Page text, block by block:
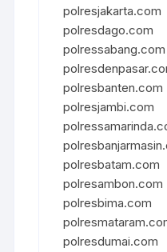
polresjakarta.com
polresdago.com
polressabang.com
polresbanten.com
polresjambi.com
polresbatam.com
polresambon.com
polresbima.com
polresdumai.com